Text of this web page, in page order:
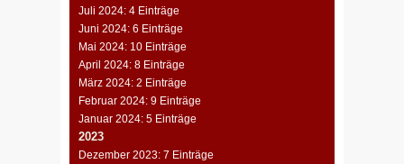
Juli 2024: 4 Einträge
Juni 2024: 6 Einträge
Mai 2024: 10 Einträge
April 2024: 8 Einträge
März 2024: 2 Einträge
Februar 2024: 9 Einträge
Januar 2024: 5 Einträge
2023
Dezember 2023: 7 Einträge